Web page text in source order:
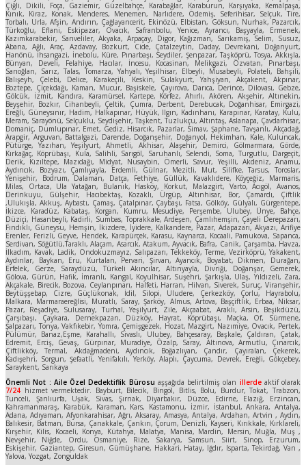
Çiğli, Dikili, Foça, Gaziemir, Güzelbahçe, Karabağlar, Karaburun, Karşıyaka, Kemalpaşa,
Kınık, Kiraz, Konak, Menderes, Menemen, Narlıdere, Ödemiş, Seferihisar, Selçuk, Tire,
Torbalı, Urla, Afşin, Andırın, Çağlayancerit, Ekinözü, Elbistan, Göksun, Nurhak, Pazarcık,
Türkoğlu, Eflani, Eskipazar, Ovacık, Safranbolu, Yenice, Ayrancı, Başyayla, Ermenek,
Kazımkarabekir, Sarıveliler, Akyaka, Arpaçay, Digor, Kağızman, Sarıkamış, Selim, Susuz,
Abana, Ağlı, Araç, Azdavay, Bozkurt, Cide, Çatalzeytin, Daday, Devrekani, Doğanyurt,
Hanönü, İhsangazi, İnebolu, Küre, Pınarbaşı, Seydiler, Şenpazar, Taşköprü, Tosya, Akkışla,
Bünyan, Develi, Felahiye, Hacılar, İncesu, Kocasinan, Melikgazi, Özvatan, Pınarbaşı,
Sarıoğlan, Sarız, Talas, Tomarza, Yahyalı, Yeşilhisar, Elbeyli, Musabeyli, Polateli, Bahşili,
Balışeyh, Çelebi, Delice, Karakeçili, Keskin, Sulakyurt, Yahşiyan, Akçakent, Akpınar,
Boztepe, Çiçekdağı, Kaman, Mucur, Başiskele, Çayırova, Darıca, Derince, Dilovası, Gebze,
Gölcük, İzmit, Kandıra, Karamürsel, Kartepe, Körfez, Ahırlı, Akören, Akşehir, Altınekin,
Beyşehir, Bozkır, Cihanbeyli, Çeltik, Çumra, Derbent, Derebucak, Doğanhisar, Emirgazi,
Ereğli, Güneysınır, Hadim, Halkapınar, Hüyük, Ilgın, Kadınhanı, Karapınar, Karatay, Kulu,
Meram, Sarayönü, Selçuklu, Seydişehir, Taşkent, Tuzlukçu, Altıntaş, Aslanapa, Çavdarhisar,
Domaniç, Dumlupınar, Emet, Gediz, Hisarcık, Pazarlar, Simav, Şaphane, Tavşanlı, Akçadağ,
Arapgir, Arguvan, Battalgazi, Darende, Doğanşehir, Doğanyol, Hekimhan, Kale, Kuluncak,
Pütürge, Yazıhan, Yeşilyurt, Ahmetli, Akhisar, Alaşehir, Demirci, Gölmarmara, Görde,
Kırkağaç, Köprübaşı, Kula, Salihli, Sarıgöl, Saruhanlı, Selendi, Soma, Turgutlu, Dargeçit,
Derik, Kızıltepe, Mazıdağı, Midyat, Nusaybin, Ömerli, Savur, Yeşilli, Akdeniz, Anamu,
Aydıncık, Bozyazı, Çamlıyayla, Erdemli, Gülnar, Mezitli, Mut, Silifke, Tarsus, Toroslar,
Yenişehir, Bodrum, Dalaman, Datça, Fethiye, Güllük, Kavaklıdere, Köyçeğiz, Marmaris,
Milas, Ortaca, Ula Yatağan, Bulanık, Hasköy, Korkut, Malazgirt, Varto, Acıgöl, Avanos,
Derinkuyu, Gülşehir, Hacıbektaş, Kozaklı, Ürgüp, Altınhisar, Bor, Çamardı, Çiftlik
,Ulukışla, Akkuş, Aybastı, Çamaş, Çatalpınar, Çaybaşı, Fatsa, Gölköy, Gülyalı, Gürgentepe,
İkizce, Karadüz, Kabataş, Korgan, Kumru, Mesudiye, Perşembe, Ulubey, Ünye, Bahçe,
Düziçi, Hasanbeyli, Kadirli, Sumbas, Toprakkale, Ardeşen, Çamlıhemşin, Çayeli Derepazarı,
Fındıklı, Güneysu, Hemşin, İkizdere, İyidere, Kalkandere, Pazar, Adapazarı, Akyazı, Arifiye
Erenler, Ferizli, Geyve, Hendek, Karapürçek, Karasu, Kaynarca, Kocaali, Pamukova, Sapanca,
Serdivan, Söğütlü,Taraklı, Alaçam, Asarcık, Atakum, Ayvacık, Bafra, Canik, Çarşamba, Havza,
İlkadım, Kavak, Ladik, Ondokuzmayız, Salıpazarı, Tekkeköy, Terme, Vezirköprü, Yakakent,
Aydınlar, Baykan, Eru, Kurtalan, Pervari, Şirvan, Ayancık, Boyabat, Dikmen, Durağan,
Erfelek, Gerze, Saraydüzü, Türkeli Akıncılar, Altınyayla, Divriği, Doğanşar, Gemerek,
Gölova, Gürün, Hafik, İmranlı, Kangal, Koyulhisar, Suşehri, Şarkışla, Ulaş, Yıldızeli, Zara,
Akçakale, Birecik, Bozova, Ceylanpınarı, Halfeti, Harran, Hilvan, Siverek, Suruç, Viranşehir,
Beytüşşebap, Cizre, Güçlükonak, İdil, Silopi, Uludere, Çerkezköy, Çorlu, Hayrabolu,
Malkara, Marmaraereğlisi, Muratlı, Saray, Şarköy, Almus, Artova, Başçiftlik, Erbaa, Niksar,
Pazar, Reşadiye, Sulusaray, Turhal, Yeşilyurt, Zile, Akçaabat, Araklı, Arsin, Beşikdüzü,
Çarşıbaşı, Çaykara, Dernekpazarı, Düzköy, Hayrat, Köprübaşı, Maçka, Of, Sürmene,
Şalpazarı, Tonya, Vakfıkebir, Yomra, Çemişgezek, Hozat, Mazgirt, Nazımiye, Ovacık, Pertek,
Pülümür, Banaz,Eşme, Karahallı, Sivaslı, Ulubey, Bahçesaray, Başkale, Çaldıran, Çatak,
Edremit, Erciş, Gevaş, Gürpınar, Muradiye, Özalp, Saray, Altınova, Armutlu, Çınarcık,
Çiftlikköy, Termal, Akdağmadeni, Aydıncık, Boğazlıyan, Çandır, Çayıralan, Çekerek,
Kadışehri, Sorgun, Şefaatli, Yenifakılı, Yerköy, Alaplı, Çaycuma, Devrek, Ereğli, Gökçebey,
Saraykent, Sarıkaya
Önemli Not : Aile Özel Dedektiflik Bürosu aşşağıda belirtilmiş olan illerdeaktif olarak
7/24 hizmet vermektedir. Bayburt, Bilecik, Bingöl, Bitlis, Bolu, Burdur, Tokat, Trabzon,
Tunceli, Şanlıurfa, Uşak, Sivas, Şırnak, Diyarbakır, Düzce, Edirne, Elazığ, Erzincan,
Kahramanmaraş, Karabük, Karaman, Kars, Kastamonu, İzmir, İstanbul, Ankara, Antalya,
Adana, Adıyaman, Afyonkarahisar, Ağrı, Aksaray, Amasya, Antalya, Ardahan, Artvin , Aydın,
Balıkesir, Batman, Bursa, Çanakkale, Çankırı, Çorum, Denizli, Kayseri, Kırıkkale, Kırklareli,
Kırşehir, Kilis, Kocaeli, Konya, Kütahya, Malatya, Manisa, Mardin, Mersin, Muğla, Muş ,
Nevşehir, Niğde, Ordu, Osmaniye, Rize, Sakarya, Samsun, Siirt, Sinop, Erzurum,
Eskişehir, Gaziantep, Giresun, Gümüşhane, Hakkari, Hatay, Iğdır, Isparta, Tekirdağ, Van ,
Yalova, Yozgat, Zonguldak